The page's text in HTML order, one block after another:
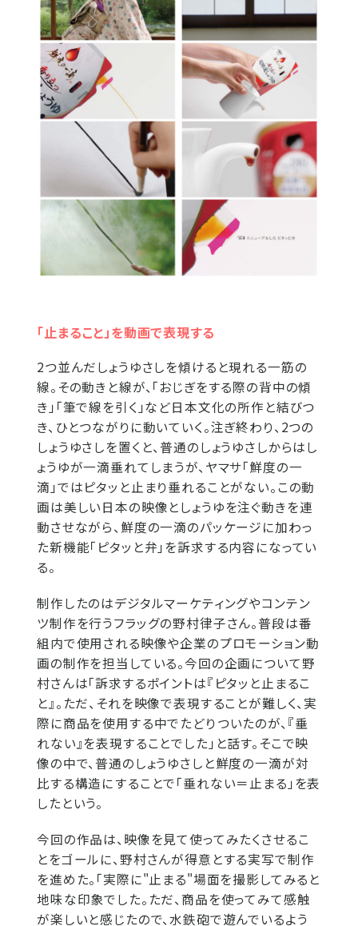
「止まること」を動画で表現する
2つ並んだしょうゆさしを傾けると現れる一筋の
線。その動きと線が、「おじぎをする際の背中の傾
き」「筆で線を引く」など日本文化の所作と結びつ
き、ひとつながりに動いていく。注ぎ終わり、2つの
しょうゆさしを置くと、普通のしょうゆさしからはし
ょうゆが一滴垂れてしまうが、ヤマサ「鮮度の一
滴」ではピタッと止まり垂れることがない。この動
画は美しい日本の映像としょうゆを注ぐ動きを連
動させながら、鮮度の一滴のパッケージに加わっ
た新機能「ピタッと弁」を訴求する内容になってい
る。
制作したのはデジタルマーケティングやコンテン
ツ制作を行うフラッグの野村律子さん。普段は番
組内で使用される映像や企業のプロモーション動
画の制作を担当している。今回の企画について野
村さんは「訴求するポイントは『ピタッと止まるこ
と』。ただ、それを映像で表現することが難しく、実
際に商品を使用する中でたどりついたのが、『垂
れない』を表現することでした」と話す。そこで映
像の中で、普通のしょうゆさしと鮮度の一滴が対
比する構造にすることで「垂れない＝止まる」を表
したという。
今回の作品は、映像を見て使ってみたくさせるこ
とをゴールに、野村さんが得意とする実写で制作
を進めた。「実際に"止まる"場面を撮影してみると
地味な印象でした。ただ、商品を使ってみて感触
が楽しいと感じたので、水鉄砲で遊んでいるよう